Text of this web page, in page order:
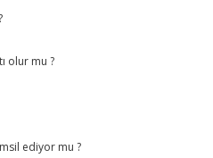
olur mu ?
ediyor mu ?